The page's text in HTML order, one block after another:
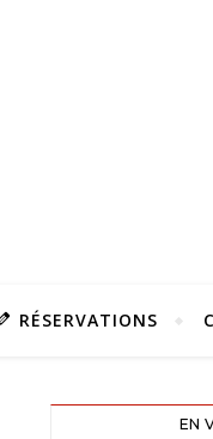
RÉSERVATIONS
EN